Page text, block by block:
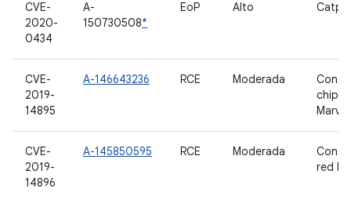
CVE-
2020-
0434
A-
150730508*
EoP Alto
CVE-
2019-
14895
A-146643236 RCE Moderada
chip
Marvell
CVE-
2019-
14896
A-145850595 RCE Moderada
red